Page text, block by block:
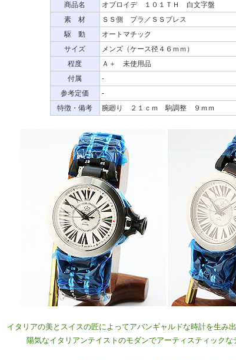
商品名
オブロイデ １０１ＴＨ 白文字盤
素 材
ＳＳ側 プラ／ＳＳブレス
駆 動
オートマチック
サイズ
メンズ（ケース径４６ｍｍ）
程度
Ａ＋ 未使用品
付属
-
参考定価
-
特徴・備考
腕廻り ２１ｃｍ 駒調整 ９ｍｍ
イタリアの美とスイスの匠によってアバンギャルドな時計を生み
陽気なイタリアンテイストのモダンでアーティスティックな